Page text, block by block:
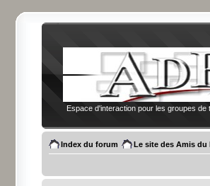
Espace d'interaction pour les groupes de
Index du forum Le site des Amis du